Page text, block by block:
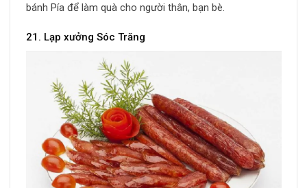
bánh Pía để làm quà cho người thân, bạn bè.
21. Lạp xưởng Sóc Trăng